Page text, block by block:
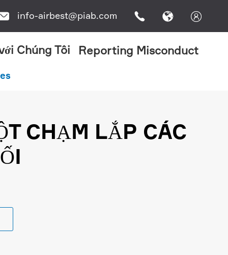
info-airbest@piab.com   
Chúng Tôi Reporting Misconduct
CHẠM LẮP CÁC